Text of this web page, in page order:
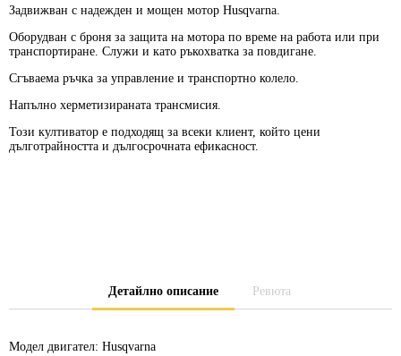
Задвижван с надежден и мощен мотор Husqvarna.
Оборудван с броня за защита на мотора по време на работа или при
транспортиране. Служи и като ръкохватка за повдигане.
Сгъваема ръчка за управление и транспортно колело.
Напълно херметизираната трансмисия.
Този култиватор е подходящ за всеки клиент, който цени
дълготрайността и дългосрочната ефикасност.
Детайлно описание Ревюта
Модел двигател: Husqvarna